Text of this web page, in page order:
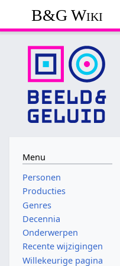
B&G Wiki
Menu
Personen
Producties
Genres
Decennia
Onderwerpen
Recente wijzigingen
Willekeurige pagina